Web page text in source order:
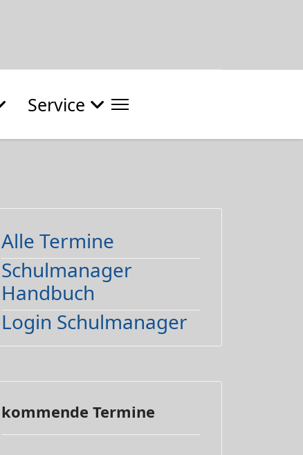
Service
Alle Termine
Schulmanager
Handbuch
Login Schulmanager
kommende Termine